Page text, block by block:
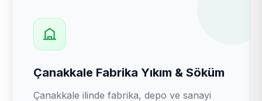
Çanakkale Fabrika Yıkım & Söküm
Çanakkale ilinde fabrika, depo ve sanayi